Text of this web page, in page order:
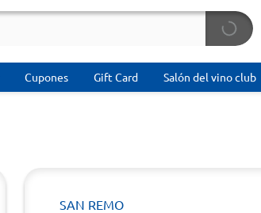
Cupones Gift Card Salón del vino club
SAN REMO